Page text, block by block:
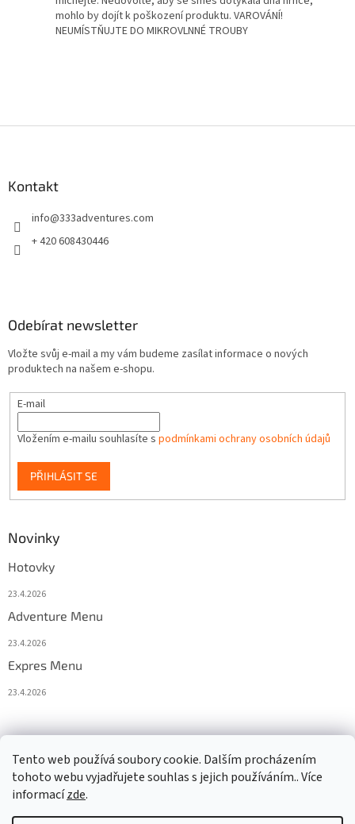
Tento web používá soubory cookie. Dalším procházením
tohoto webu vyjadřujete souhlas s jejich používáním.. Více
informacízde.
mohlo by dojít k poškození produktu. VAROVÁNÍ!
NEUMÍSTŇUJTE DO MIKROVLNNÉ TROUBY
Kontakt
info@333adventures.com
+ 420 608430446
Odebírat newsletter
Vložte svůj e-mail a my vám budeme zasílat informace o nových
produktech na našem e-shopu.
E-mail
Vložením e-mailu souhlasíte s podmínkami ochrany osobních údajů
PŘIHLÁSIT SE
Novinky
Hotovky
23.4.2026
Adventure Menu
23.4.2026
Expres Menu
23.4.2026